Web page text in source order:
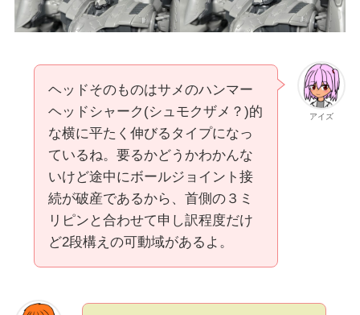
アイズ
ヘッドそのものはサメのハンマー
ヘッドシャーク(シュモクザメ？)的
な横に平たく伸びるタイプになっ
ているね。要るかどうかわかんな
いけど途中にボールジョイント接
続が破産であるから、首側の３ミ
リピンと合わせて申し訳程度だけ
ど2段構えの可動域があるよ。